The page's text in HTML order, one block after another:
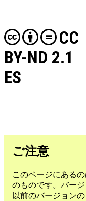
CC
BY-ND 2.1
ES
ご注意
このページにある
のものです。バー
以前のバージョン